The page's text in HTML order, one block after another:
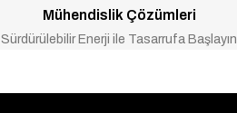
Mühendislik Çözümleri
Sürdürülebilir Enerji ile Tasarrufa Başlayın